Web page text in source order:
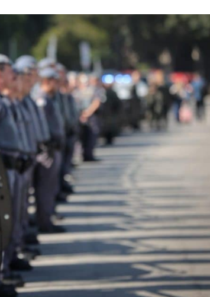
monitorar
e IA nas
Homem fica
ferragens após
entre carro e
Aracaju recebe
espetáculo da
Canina no
de…
Previsão do
céu claro com
nuvens neste
Insaciável